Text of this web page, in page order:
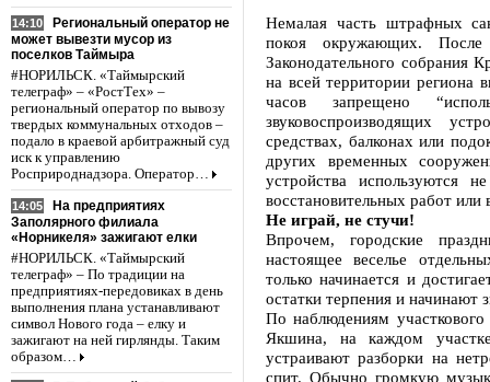
14:10
Региональный оператор не
может вывезти мусор из
поселков Таймыра
#НОРИЛЬСК. «Таймырский
телеграф» – «РостТех» –
региональный оператор по вывозу
твердых коммунальных отходов –
подало в краевой арбитражный суд
иск к управлению
Росприроднадзора. Оператор…
14:05
На предприятиях
Заполярного филиала
«Норникеля» зажигают елки
#НОРИЛЬСК. «Таймырский
телеграф» – По традиции на
предприятиях-передовиках в день
выполнения плана устанавливают
символ Нового года – елку и
зажигают на ней гирлянды. Таким
образом…
Немалая часть штрафных
покоя окружающих.
Законодательного собрания
на всей территории региона
часов запрещено
звуковоспроизводящих
средствах, балконах или
других временных
устройства используются
восстановительных работ
Не играй, не стучи!
Впрочем, городские
настоящее веселье
только начинается и
остатки терпения и начинают
По наблюдениям
Якшина, на каждом
устраивают разборки на
спит. Обычно громкую